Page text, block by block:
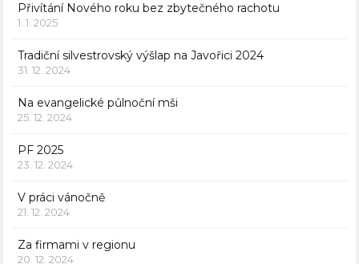
Přivítání Nového roku bez zbytečného rachotu
1. 1. 2025
Tradiční silvestrovský výšlap na Javořici 2024
31. 12. 2024
Na evangelické půlnoční mši
25. 12. 2024
PF 2025
23. 12. 2024
V práci vánočně
21. 12. 2024
Za firmami v regionu
20. 12. 2024